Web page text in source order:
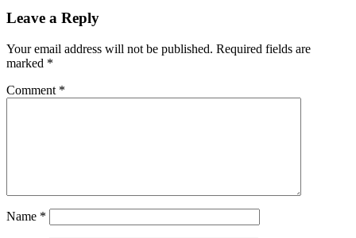
Leave a Reply
Your email address will not be published. Required fields are
marked *
Comment *
Name *